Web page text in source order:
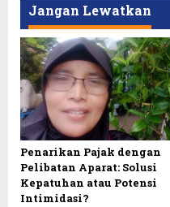
Jangan Lewatkan
Penarikan Pajak dengan
Pelibatan Aparat: Solusi
Kepatuhan atau Potensi
Intimidasi?